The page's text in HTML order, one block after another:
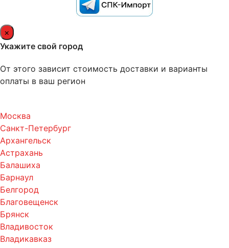
×
Укажите свой город
От этого зависит стоимость доставки и варианты
оплаты в ваш регион
Москва
Санкт-Петербург
Архангельск
Астрахань
Балашиха
Барнаул
Белгород
Благовещенск
Брянск
Владивосток
Владикавказ